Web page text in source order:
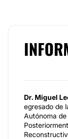
Dr. Miguel
egresado de
Autónoma de